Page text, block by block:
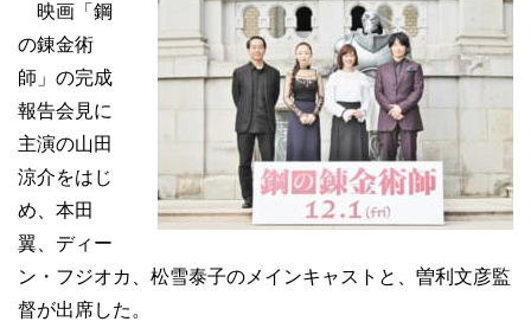
映画「鋼
の錬金術
師」の完成
報告会見に
主演の山田
涼介をはじ
め、本田
翼、ディー
ン・フジオカ、松雪泰子のメインキャストと、曽利文彦監
督が出席した。